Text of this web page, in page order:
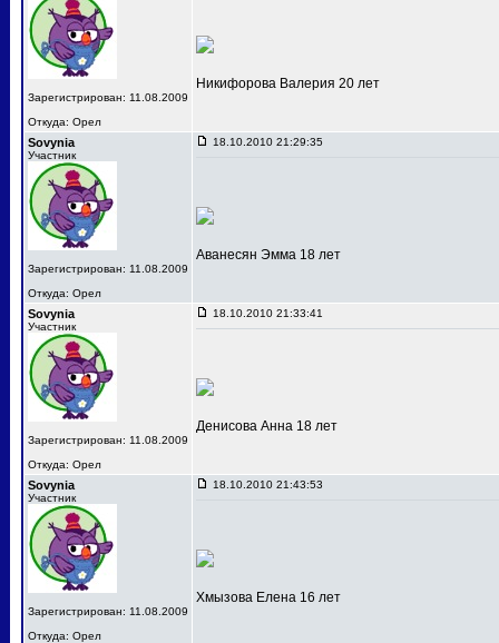
Зарегистрирован: 11.08.2009
Откуда: Орел
Никифорова Валерия 20 лет
Sovynia
Участник
Зарегистрирован: 11.08.2009
Откуда: Орел
18.10.2010 21:29:35
Аванесян Эмма 18 лет
Sovynia
Участник
Зарегистрирован: 11.08.2009
Откуда: Орел
18.10.2010 21:33:41
Денисова Анна 18 лет
Sovynia
Участник
Зарегистрирован: 11.08.2009
Откуда: Орел
18.10.2010 21:43:53
Хмызова Елена 16 лет